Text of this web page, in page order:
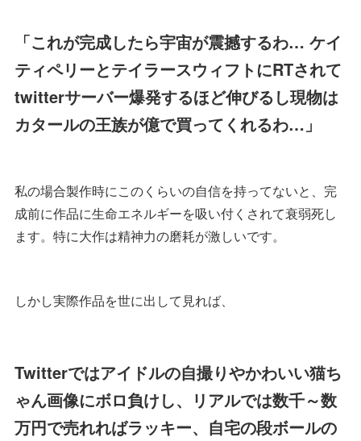
「これが完成したら宇宙が震撼するわ… ケイ
ティペリーとテイラースウィフトにRTされて
twitterサーバー爆発するほど伸びるし現物は
カタールの王族が億で買ってくれるわ…」
私の場合製作時にこのくらいの自信を持ってないと、完
成前に作品に生命エネルギーを吸い付くされて衰弱死し
ます。特に大作は精神力の磨耗が激しいです。
しかし実際作品を世に出して見れば、
Twitterではアイドルの自撮りやかわいい猫ち
ゃん画像にボロ負けし、リアルでは数千～数
万円で売れればラッキー、自宅の段ボールの